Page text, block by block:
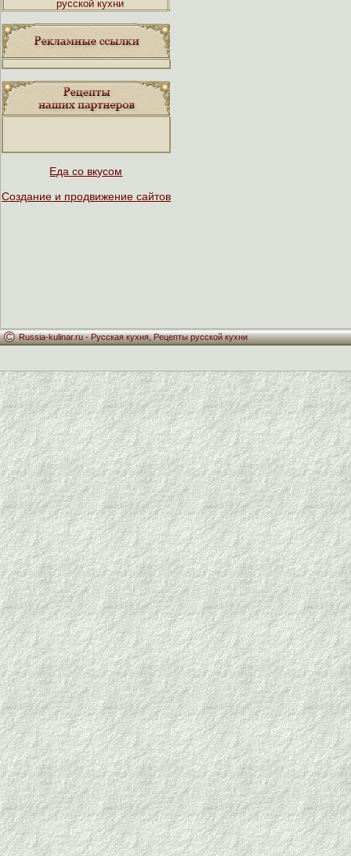
русской кухни
Еда со вкусом
Создание и продвижение сайтов
Russia-kulinar.ru -Русская кухня,Рецепты русской кухни